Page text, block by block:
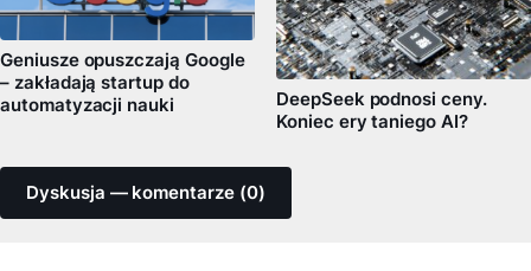
Geniusze opuszczają Google
– zakładają startup do
automatyzacji nauki
DeepSeek podnosi ceny.
Koniec ery taniego AI?
Dyskusja — komentarze (0)